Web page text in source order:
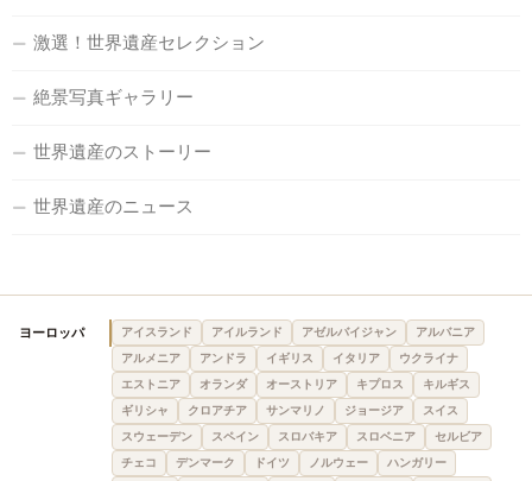
激選！世界遺産セレクション
絶景写真ギャラリー
世界遺産のストーリー
世界遺産のニュース
ヨーロッパ アイスランド アイルランド アゼルバイジャン
アルバニア
アルメニア
アンドラ イギリス イタリア
ウクライナ
エストニア
オランダ オーストリア キプロス
キルギス
ギリシャ
クロアチア サンマリノ ジョージア
スイス
スウェーデン
スペイン スロバキア スロベニア
セルビア
チェコ
デンマーク ドイツ ノルウェー
ハンガリー